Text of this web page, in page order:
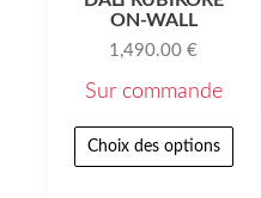
ON-WALL
1,490.00€
Sur commande
Choix des options